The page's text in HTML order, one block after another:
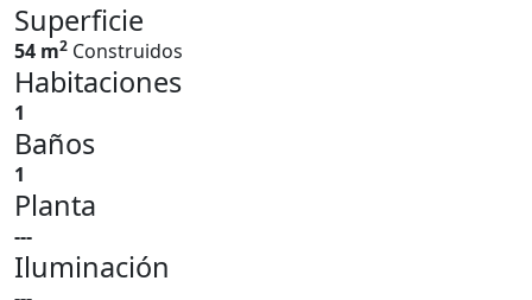
Superficie
54 m2 Construidos
Habitaciones
1
Baños
1
Planta
---
Iluminación